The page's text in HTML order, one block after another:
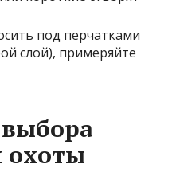
под перчатками
слой), примеряйте
охоты